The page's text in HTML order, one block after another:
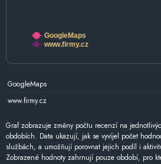
GoogleMaps
www.firmy.cz
GoogleMaps
www.firmy.cz
Graf zobrazuje změny počtu recenzí na
obdobích. Data ukazují, jak se vyvíjel počet
službách, a umožňují porovnat jejich podíl i
Zobrazené hodnoty zahrnují pouze období, pro